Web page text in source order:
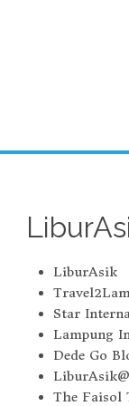
LiburAsik
Star
Lampung
Dede Go
The Faisol